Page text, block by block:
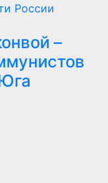
России
–